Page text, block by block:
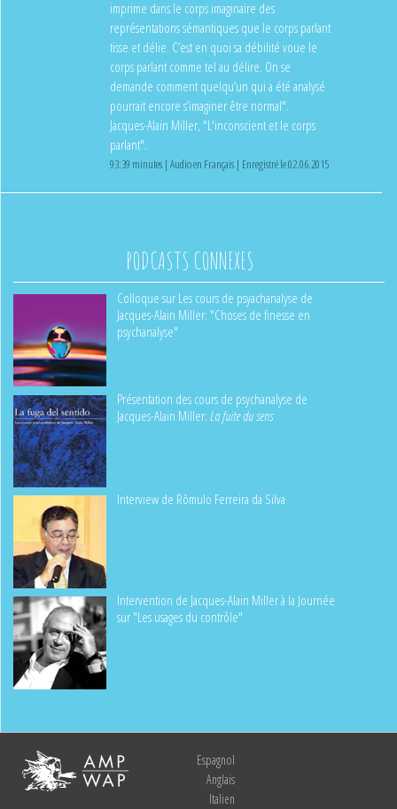
imprime dans le corps imaginaire des
représentations sémantiques que le corps parlant
tisse et délie. C’est en quoi sa débilité voue le
corps parlant comme tel au délire. On se
demande comment quelqu’un qui a été analysé
pourrait encore s’imaginer être normal".
Jacques-Alain Miller, "L'inconscient et le corps
parlant".
93:39 minutes | Audio en Français | Enregistré le 02.06.2015
PODCASTS CONNEXES
Colloque sur Les cours de psyachanalyse de
Jacques-Alain Miller: "Choses de finesse en
psychanalyse"
Présentation des cours de psychanalyse de
Jacques-Alain Miller:La fuite du sens
Interview de Rômulo Ferreira da Silva
Intervention de Jacques-Alain Miller à la Journée
sur "Les usages du contrôle"
Espagnol
Anglais
Italien